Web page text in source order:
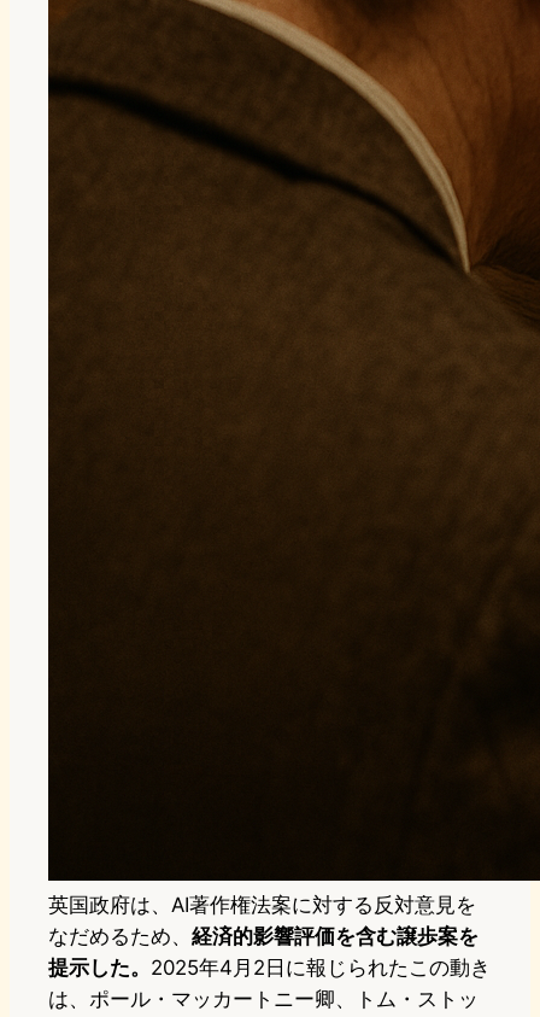
英国政府は、AI著作権法案に対する反対意見を
なだめるため、 経済的影響評価を含む譲歩案を
提示した。 2025年4月2日に報じられたこの動き
は、ポール・マッカートニー卿、トム・ストッ